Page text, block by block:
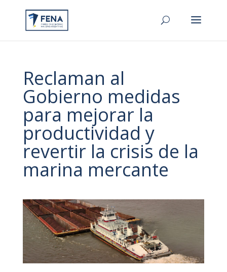
Reclaman al
Gobierno medidas
para mejorar la
productividad y
revertir la crisis de la
marina mercante